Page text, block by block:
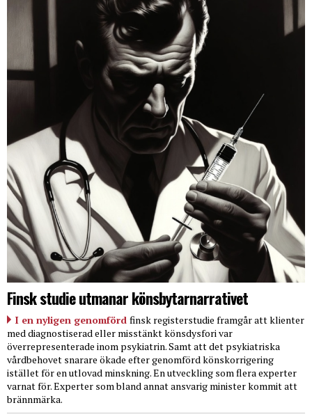
Finsk studie utmanar könsbytarnarrativet
I en nyligen genomförd finsk registerstudie framgår att klienter
med diagnostiserad eller misstänkt könsdysfori var
överrepresenterade inom psykiatrin. Samt att det psykiatriska
vårdbehovet snarare ökade efter genomförd könskorrigering
istället för en utlovad minskning. En utveckling som flera experter
varnat för. Experter som bland annat ansvarig minister kommit att
brännmärka.